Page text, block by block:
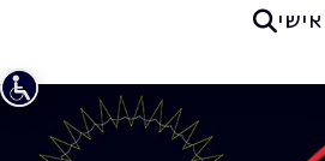
אישי